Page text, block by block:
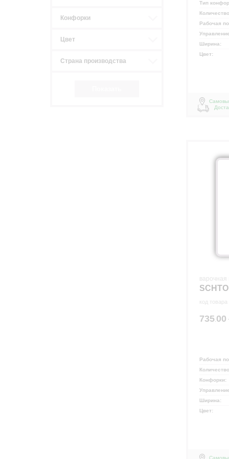
Конфорки
Цвет
Страна производства
Тип
Рабочая
Ширина:
Цвет:
варочная
код
735.00
Рабочая
Конфорки:
Ширина:
Цвет: